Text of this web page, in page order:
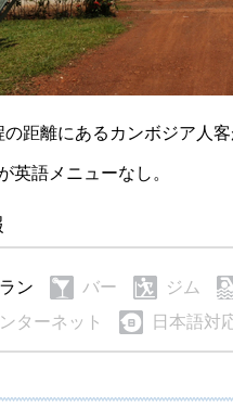
距離にあるカンボジア人
英語メニューなし。
ン バー ジム
ターネット
日本語対